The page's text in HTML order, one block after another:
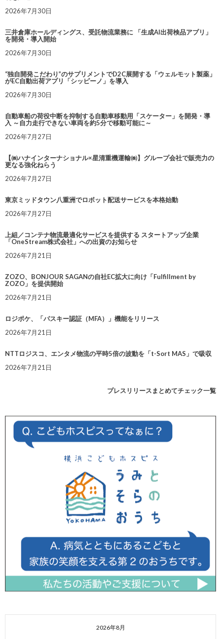
2026年7月30日
三井倉庫ホールディングス、受託物流業務に 「生成AI出荷検品アプリ」
を開発・導入開始
2026年7月30日
“独自開発こだわり”のサプリメントでD2C展開する「ウェルモット製薬」
がEC自動出荷アプリ「シッピーノ」を導入
2026年7月30日
自動車船の荷役中断を抑制する自動車移動用「スケーター」を開発・導
入 ～自力走行できない車両を約5分で移動可能に～
2026年7月27日
【㈱ハナインターナショナル×星清重機運輸㈱】グループ会社で販売力の
更なる強化ねらう
2026年7月27日
東京ミッドタウン八重洲でロボット配送サービスを本格始動
2026年7月27日
上組／コンテナ物流最適化サービスを提供する スタートアップ企業
「OneStream株式会社」への出資のお知らせ
2026年7月21日
ZOZO、BONJOUR SAGANの自社EC拡大に向け「Fulfillment by
ZOZO」を提供開始
2026年7月21日
ロジポケ、「パスキー認証（MFA）」機能をリリース
2026年7月21日
NTTロジスコ、エンタメ物流の平時5倍の波動を「t-Sort MAS」で吸収
2026年7月21日
プレスリリースまとめてチェック一覧
2026年8月